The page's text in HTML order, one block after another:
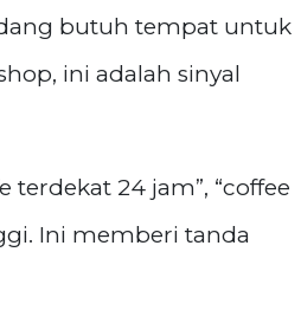
butuh tempat untuk
ini adalah sinyal
24 jam”, “coffee
Ini memberi tanda